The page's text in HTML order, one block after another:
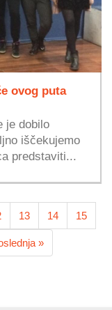
ovog puta
je dobilo
iščekujemo
predstaviti...
13 14 15
»